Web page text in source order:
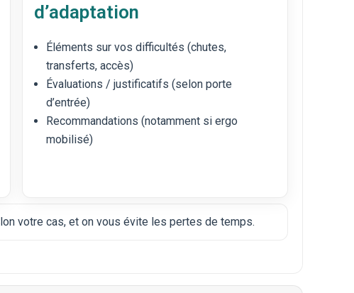
d’adaptation
Éléments sur vos difficultés (chutes,
transferts, accès)
Évaluations / justificatifs (selon porte
d’entrée)
Recommandations (notamment si ergo
mobilisé)
votre cas, et on vous évite les pertes de temps.